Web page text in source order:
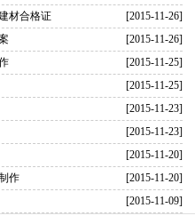
[2015-11-26]
材合格证
[2015-11-26]
[2015-11-25]
[2015-11-25]
[2015-11-23]
[2015-11-23]
[2015-11-20]
[2015-11-20]
作
[2015-11-09]